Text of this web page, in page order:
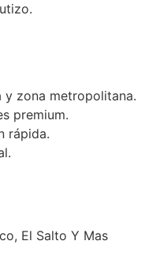
y zona metropolitana.
premium.
rápida.
El Salto Y Mas